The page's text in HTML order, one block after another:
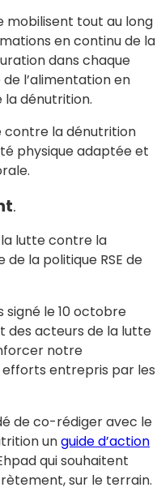
mobilisent tout au long
en continu de la
dans chaque
l’alimentation en
dénutrition.
contre la dénutrition
physique adaptée et
.
la lutte contre la
la politique RSE de
signé le 10 octobre
des acteurs de la lutte
notre
entrepris par les
de co-rédiger avec le
unguide d’action
qui souhaitent
sur le terrain.